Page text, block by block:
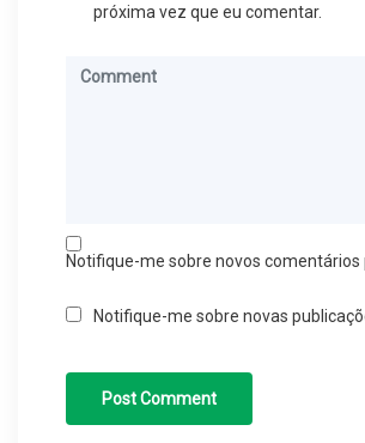
próxima vez que eu comentar.
Notifique-me sobre novos comentários
Notifique-me sobre novas